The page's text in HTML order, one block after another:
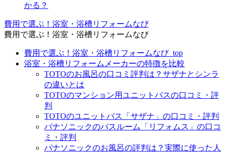
かる？
費用で選ぶ！浴室・浴槽リフォームなび
費用で選ぶ！浴室・浴槽リフォームなび
費用で選ぶ！浴室・浴槽リフォームなび_top
浴室・浴槽リフォームメーカーの特徴を比較
TOTOのお風呂の口コミ評判は？サザナとシンラ
の違いとは
TOTOのマンション用ユニットバスの口コミ・評
判
TOTOのユニットバス「サザナ」の口コミ・評判
パナソニックのバスルーム「リフォムス」の口コ
ミ・評判
パナソニックのお風呂の評判は？実際に使った人